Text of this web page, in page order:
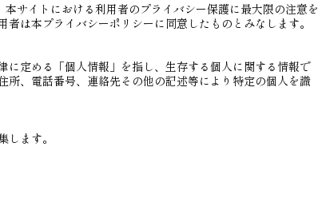
サイトにおける利用者のプライバシー保護に最大限の注意を
は本プライバシーポリシーに同意したものとみなします。
に定める「個人情報」を指し、生存する個人に関する情報で
所、電話番号、連絡先その他の記述等により特定の個人を識
ます。